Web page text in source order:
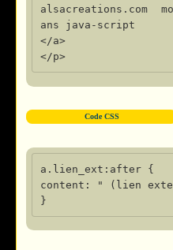
alsacreations.com
ans java-script
</a>
</p>
Code CSS
a.lien_ext:after {
content: " (lien